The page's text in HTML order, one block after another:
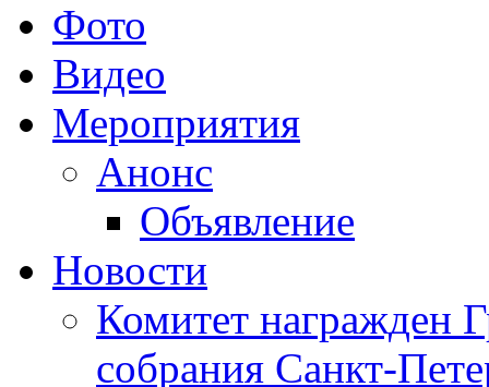
Фото
Видео
Мероприятия
Анонс
Объявление
Новости
Комитет награжден
собрания Санкт-